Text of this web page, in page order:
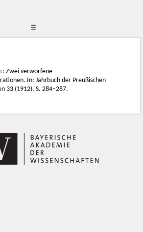
☰
: Zwei verworfene
In: Jahrbuch der Preußischen
33 (1912), S. 284–287.